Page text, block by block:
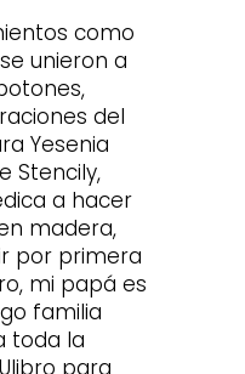
como
unieron a
del
Yesenia
Stencily,
a hacer
madera,
por primera
mi papá es
familia
toda la
para